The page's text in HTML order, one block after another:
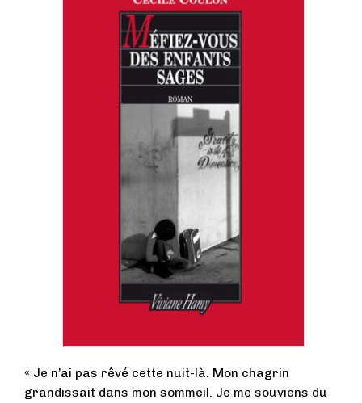
« Je n’ai pas rêvé cette nuit-là. Mon chagrin
grandissait dans mon sommeil. Je me souviens du